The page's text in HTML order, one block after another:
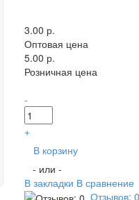
3.00 р.
Оптовая цена
5.00 р.
Розничная цена
-
+
В корзину
- или -
В закладки В сравнение
Отзывов: 0